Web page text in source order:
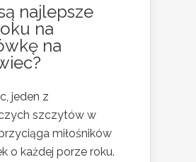
najlepsze
na
na
jeden z
szczytów w
miłośników
o każdej porze roku.